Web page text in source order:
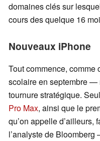
domaines clés sur
cours des quelque 16
Nouveaux iPhone
Tout commence, comme
scolaire en septembre —
tournure stratégique.
Pro Max, ainsi que le
qu’on appelle d’ailleurs,
l’analyste de